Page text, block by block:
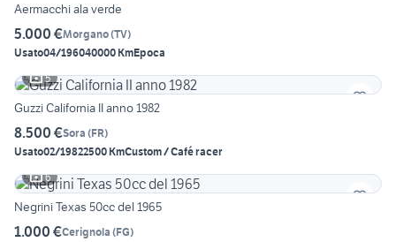
Aermacchi ala verde
5.000 €Morgano(TV)
Usato04/196040000 KmEpoca
5
Guzzi California II anno 1982
8.500 €Sora (FR)
Usato02/19822500 KmCustom / Café racer
6
Negrini Texas 50cc del 1965
1.000 €Cerignola (FG)